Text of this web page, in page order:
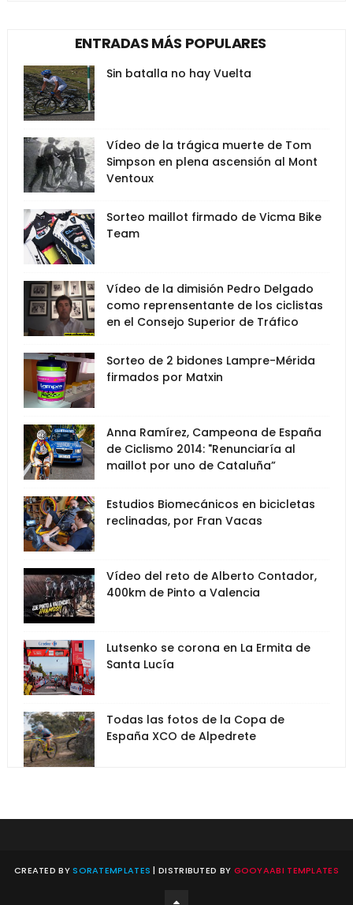
ENTRADAS MÁS POPULARES
Sin batalla no hay Vuelta
Vídeo de la trágica muerte de Tom
Simpson en plena ascensión al Mont
Ventoux
Sorteo maillot firmado de Vicma Bike
Team
Vídeo de la dimisión Pedro Delgado
como reprensentante de los ciclistas
en el Consejo Superior de Tráfico
Sorteo de 2 bidones Lampre-Mérida
firmados por Matxin
Anna Ramírez, Campeona de España
de Ciclismo 2014: "Renunciaría al
maillot por uno de Cataluña”
Estudios Biomecánicos en bicicletas
reclinadas, por Fran Vacas
Vídeo del reto de Alberto Contador,
400km de Pinto a Valencia
Lutsenko se corona en La Ermita de
Santa Lucía
Todas las fotos de la Copa de
España XCO de Alpedrete
CREATED BYSORATEMPLATES | DISTRIBUTED BY GOOYAABI TEMPLATES